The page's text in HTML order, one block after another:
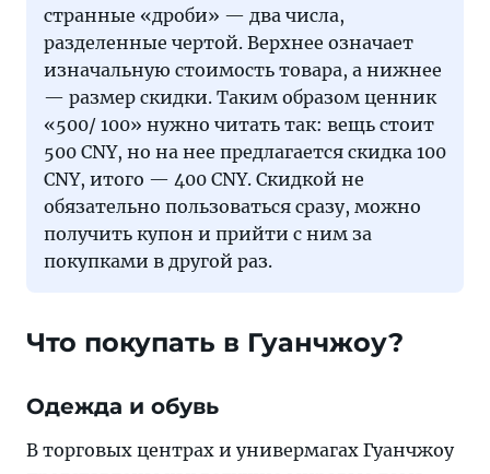
странные «дроби» — два числа,
разделенные чертой. Верхнее означает
изначальную стоимость товара, а нижнее
— размер скидки. Таким образом ценник
«500/ 100» нужно читать так: вещь стоит
500 CNY, но на нее предлагается скидка 100
CNY, итого — 400 CNY. Скидкой не
обязательно пользоваться сразу, можно
получить купон и прийти с ним за
покупками в другой раз.
Что покупать в Гуанчжоу?
Одежда и обувь
В торговых центрах и универмагах Гуанчжоу